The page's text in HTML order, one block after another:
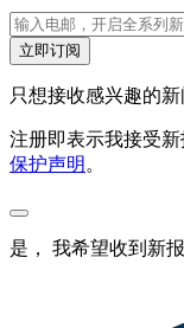
立即订阅
只想接收感兴趣的
注册即表示我接受
保护声明 。
是， 我希望收到新